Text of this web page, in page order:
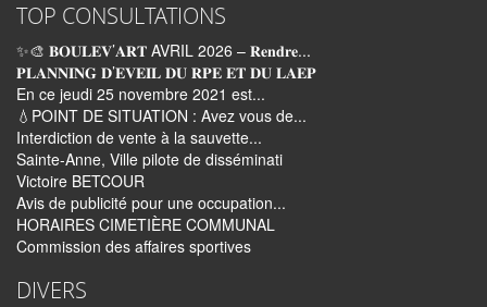
TOP CONSULTATIONS
✨🎨 𝐁𝐎𝐔𝐋𝐄𝐕’𝐀𝐑𝐓 AVRIL 2026 – 𝐑𝐞𝐧𝐝𝐫𝐞...
𝐏𝐋𝐀𝐍𝐍𝐈𝐍𝐆 𝐃’𝐄𝐕𝐄𝐈𝐋 𝐃𝐔 𝐑𝐏𝐄 𝐄𝐓 𝐃𝐔 𝐋𝐀𝐄𝐏
En ce jeudi 25 novembre 2021 est...
💧POINT DE SITUATION : Avez vous de...
Interdiction de vente à la sauvette...
Sainte-Anne, Ville pilote de disséminati
Victoire BETCOUR
Avis de publicité pour une occupation...
HORAIRES CIMETIÈRE COMMUNAL
Commission des affaires sportives
DIVERS